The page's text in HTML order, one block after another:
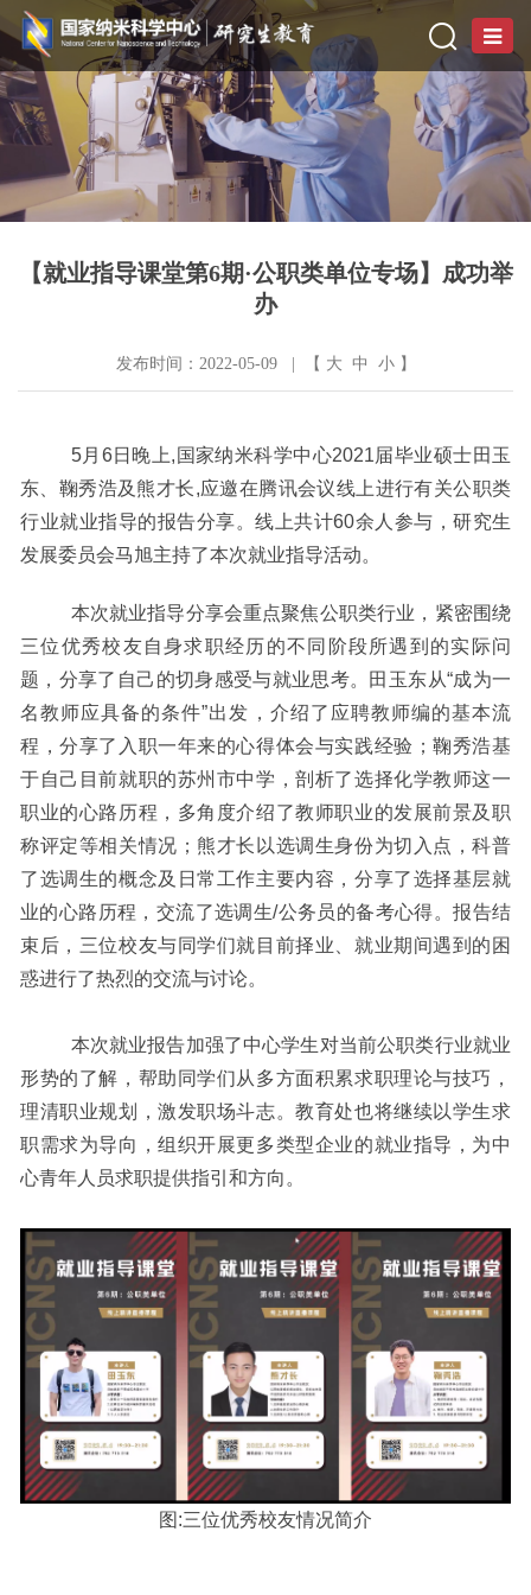
【就业指导课堂第6期·公职类单位专场】成功举
办
发布时间：2022-05-09 | 【 大 中 小】
5月 6日晚上,国家纳米科学中心2021届毕业硕士田玉
东、鞠秀浩及熊才长,应邀在腾讯会议线上进行有关公职类
行业就业指导的报告分享。线上共计60余人参与，研究生
发展委员会马旭主持了本次就业指导活动。
本次就业指导分享会重点聚焦公职类行业，紧密围绕
三位优秀校友自身求职经历的不同阶段所遇到的实际问
题，分享了自己的切身感受与就业思考。田玉东从“成为一
名教师应具备的条件”出发，介绍了应聘教师编的基本流
程，分享了入职一年来的心得体会与实践经验；鞠秀浩基
于自己目前就职的苏州市中学，剖析了选择化学教师这一
职业的心路历程，多角度介绍了教师职业的发展前景及职
称评定等相关情况；熊才长以选调生身份为切入点，科普
了选调生的概念及日常工作主要内容，分享了选择基层就
业的心路历程，交流了选调生/公务员的备考心得。报告结
束后，三位校友与同学们就目前择业、就业期间遇到的困
惑进行了热烈的交流与讨论。
本次就业报告加强了中心学生对当前公职类行业就业
形势的了解，帮助同学们从多方面积累求职理论与技巧，
理清职业规划，激发职场斗志。教育处也将继续以学生求
职需求为导向，组织开展更多类型企业的就业指导，为中
心青年人员求职提供指引和方向。
图 :三位优秀校友情况简介